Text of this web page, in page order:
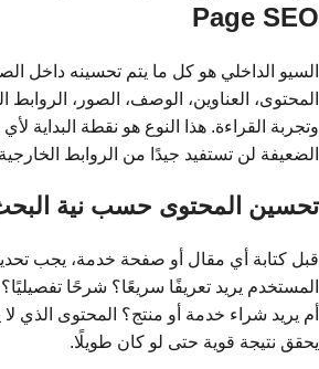
Page SEO
السيو الداخلي هو كل ما يتم تحسينه داخل
المحتوى، العناوين، الوصف، الصور، الروابط
وتجربة القراءة. هذا النوع هو نقطة البداية
الضعيفة لن تستفيد جيدًا من الروابط
تحسين المحتوى حسب نية
قبل كتابة أي مقال أو صفحة خدمة، يجب
المستخدم يريد تعريفًا سريعًا؟ شرحًا
أم يريد شراء خدمة أو منتج؟ المحتوى الذي لا
يحقق نتيجة قوية حتى لو كان طويلًا.